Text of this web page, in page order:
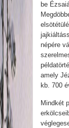
be
népére
amely
kb. 700
Mindkét